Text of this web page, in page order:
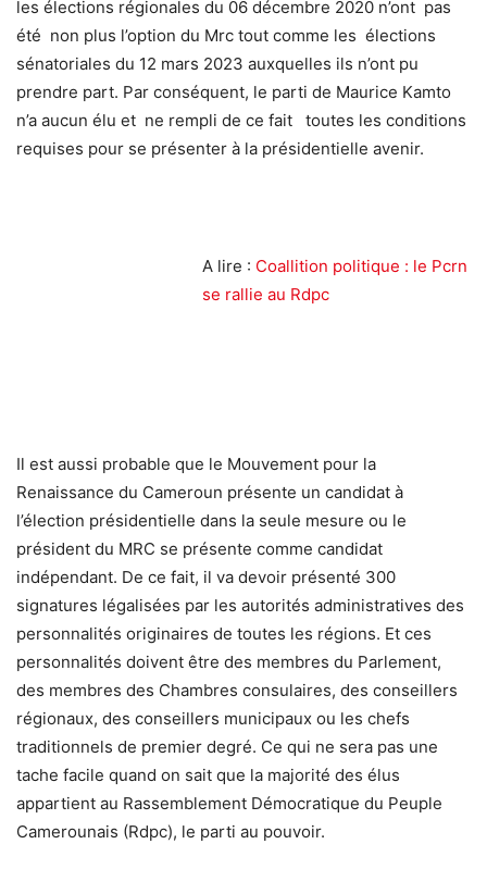
les élections régionales du 06 décembre 2020 n’ont pas
été non plus l’option du Mrc tout comme les élections
sénatoriales du 12 mars 2023 auxquelles ils n’ont pu
prendre part. Par conséquent, le parti de Maurice Kamto
n’a aucun élu et ne rempli de ce fait toutes les conditions
requises pour se présenter à la présidentielle avenir.
A lire : Coallition politique : le Pcrn
se rallie au Rdpc
Il est aussi probable que le Mouvement pour la
Renaissance du Cameroun présente un candidat à
l’élection présidentielle dans la seule mesure ou le
président du MRC se présente comme candidat
indépendant. De ce fait, il va devoir présenté 300
signatures légalisées par les autorités administratives des
personnalités originaires de toutes les régions. Et ces
personnalités doivent être des membres du Parlement,
des membres des Chambres consulaires, des conseillers
régionaux, des conseillers municipaux ou les chefs
traditionnels de premier degré. Ce qui ne sera pas une
tache facile quand on sait que la majorité des élus
appartient au Rassemblement Démocratique du Peuple
Camerounais (Rdpc), le parti au pouvoir.